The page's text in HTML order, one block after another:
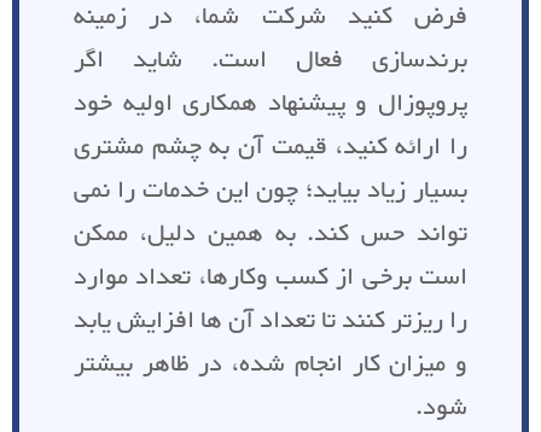
فرض کنید شرکت شما، در زمینه
برندسازی فعال است. شاید اگر
پروپوزال و پیشنهاد همکاری اولیه خود
را ارائه کنید، قیمت آن به چشم مشتری
بسیار زیاد بیاید؛ چون این خدمات را نمی
تواند حس کند. به همین دلیل، ممکن
است برخی از کسب وکارها، تعداد موارد
را ریزتر کنند تا تعداد آن ها افزایش یابد
و میزان کار انجام شده، در ظاهر بیشتر
شود.